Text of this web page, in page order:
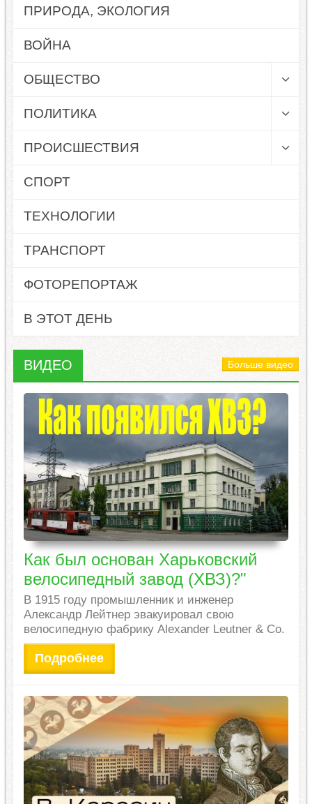
ПРИРОДА, ЭКОЛОГИЯ
ВОЙНА
ОБЩЕСТВО
ПОЛИТИКА
ПРОИСШЕСТВИЯ
СПОРТ
ТЕХНОЛОГИИ
ТРАНСПОРТ
ФОТОРЕПОРТАЖ
В ЭТОТ ДЕНЬ
ВИДЕО Больше видео
Как был основан Харьковский
велосипедный завод (ХВЗ)?"
В 1915 году промышленник и инженер
Александр Лейтнер эвакуировал свою
велосипедную фабрику Alexander Leutner & Co.
Подробнее